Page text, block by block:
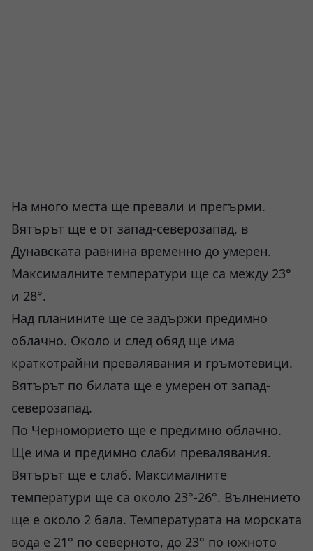
На много места ще превали и прегърми.
Вятърът ще е от запад-северозапад, в
Дунавската равнина временно до умерен.
Максималните температури ще са между 23°
и 28°.
Над планините ще се задържи предимно
облачно. Около и след обяд ще има
краткотрайни превалявания и гръмотевици.
Вятърът по билата ще е умерен от запад-
северозапад.
По Черноморието ще е предимно облачно.
Ще има и предимно слаби превалявания.
Вятърът ще е слаб. Максималните
температури ще са около 23°-26°. Вълнението
ще е около 2 бала. Температурата на морската
вода е 21° по северното, до 23° по южното